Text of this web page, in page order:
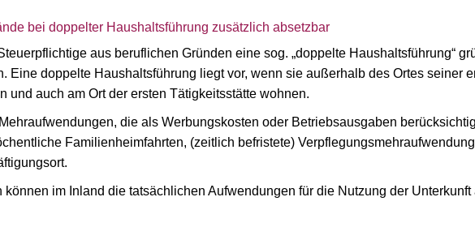
bei doppelter Haushaltsführung zusätzlich absetzbar
aus beruflichen Gründen eine sog. „doppelte Haushaltsführung“
Eine doppelte Haushaltsführung liegt vor, wenn sie außerhalb des Ortes seiner
und auch am Ort der ersten Tätigkeitsstätte wohnen.
die als Werbungskosten oder Betriebsausgaben
Familienheimfahrten, (zeitlich befristete)
können im Inland die tatsächlichen Aufwendungen für die Nutzung der